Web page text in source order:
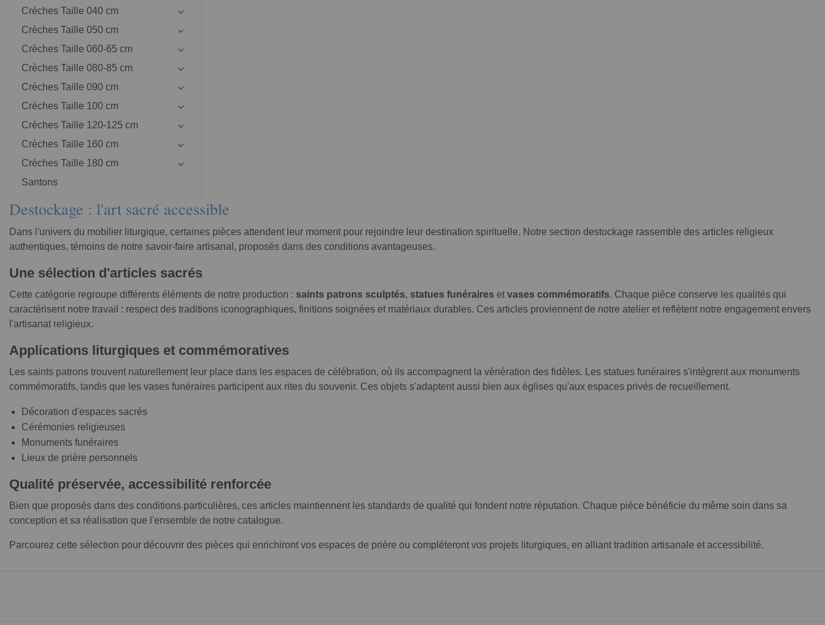
Crèches Taille 040 cm
Crèches Taille 050 cm
Crèches Taille 060-65 cm
Crèches Taille 080-85 cm
Crèches Taille 090 cm
Crèches Taille 100 cm
Crèches Taille 120-125 cm
Crèches Taille 160 cm
Crèches Taille 180 cm
Santons
Destockage : l'art sacré accessible
Dans l'univers du mobilier liturgique, certaines pièces attendent leur moment pour rejoindre leur destination spirituelle. Notre section destockage rassemble des articles religieux
authentiques, témoins de notre savoir-faire artisanal, proposés dans des conditions avantageuses.
Une sélection d'articles sacrés
Cette catégorie regroupe différents éléments de notre production : saints patrons sculptés, statues funéraires et vases commémoratifs. Chaque pièce conserve les qualités qui
caractérisent notre travail : respect des traditions iconographiques, finitions soignées et matériaux durables. Ces articles proviennent de notre atelier et reflètent notre engagement envers
l'artisanat religieux.
Applications liturgiques et commémoratives
Les saints patrons trouvent naturellement leur place dans les espaces de célébration, où ils accompagnent la vénération des fidèles. Les statues funéraires s'intègrent aux monuments
commémoratifs, tandis que les vases funéraires participent aux rites du souvenir. Ces objets s'adaptent aussi bien aux églises qu'aux espaces privés de recueillement.
Décoration d'espaces sacrés
Cérémonies religieuses
Monuments funéraires
Lieux de prière personnels
Qualité préservée, accessibilité renforcée
Bien que proposés dans des conditions particulières, ces articles maintiennent les standards de qualité qui fondent notre réputation. Chaque pièce bénéficie du même soin dans sa
conception et sa réalisation que l'ensemble de notre catalogue.
Parcourez cette sélection pour découvrir des pièces qui enrichiront vos espaces de prière ou compléteront vos projets liturgiques, en alliant tradition artisanale et accessibilité.